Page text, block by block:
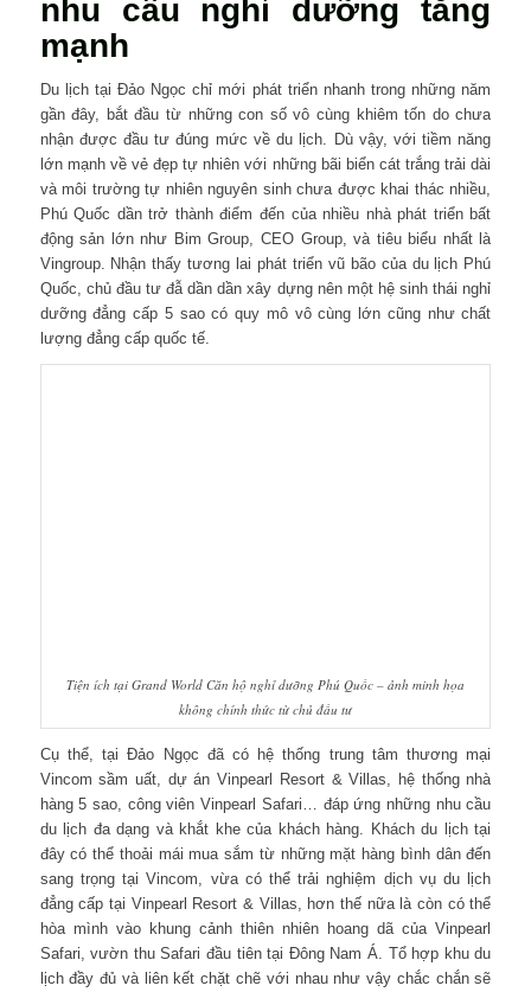
nhu cầu nghỉ dưỡng tăng
mạnh
Du lịch tại Đảo Ngọc chỉ mới phát triển nhanh trong những năm
gần đây, bắt đầu từ những con số vô cùng khiêm tốn do chưa
nhận được đầu tư đúng mức về du lịch. Dù vậy, với tiềm năng
lớn mạnh về vẻ đẹp tự nhiên với những bãi biển cát trắng trải dài
và môi trường tự nhiên nguyên sinh chưa được khai thác nhiều,
Phú Quốc dần trở thành điểm đến của nhiều nhà phát triển bất
động sản lớn như Bim Group, CEO Group, và tiêu biểu nhất là
Vingroup. Nhận thấy tương lai phát triển vũ bão của du lịch Phú
Quốc, chủ đầu tư đẫ dần dần xây dựng nên một hệ sinh thái nghỉ
dưỡng đẳng cấp 5 sao có quy mô vô cùng lớn cũng như chất
lượng đẳng cấp quốc tế.
Tiện ích tại Grand World Căn hộ nghỉ dưỡng Phú Quốc – ảnh minh họa
không chính thức từ chủ đầu tư
Cụ thể, tại Đảo Ngọc đã có hệ thống trung tâm thương mại
Vincom sầm uất, dự án Vinpearl Resort & Villas, hệ thống nhà
hàng 5 sao, công viên Vinpearl Safari… đáp ứng những nhu cầu
du lịch đa dạng và khắt khe của khách hàng. Khách du lịch tại
đây có thể thoải mái mua sắm từ những mặt hàng bình dân đến
sang trọng tại Vincom, vừa có thể trải nghiệm dịch vụ du lịch
đẳng cấp tại Vinpearl Resort & Villas, hơn thế nữa là còn có thể
hòa mình vào khung cảnh thiên nhiên hoang dã của Vinpearl
Safari, vườn thu Safari đầu tiên tại Đông Nam Á. Tổ hợp khu du
lịch đầy đủ và liên kết chặt chẽ với nhau như vậy chắc chắn sẽ